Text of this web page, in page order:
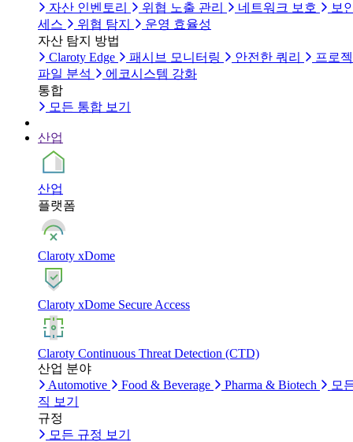
자산 인벤토리
위협 노출 관리 네트워크 보호
보
세스
위협 탐지
운영 효율성
자산 탐지 방법
Claroty Edge
패시브 모니터링 안전한 쿼리
프로
파일 분석
에코시스템 강화
통합
모든 통합 보기
산업
산업
플랫폼
Claroty xDome
Claroty xDome Secure Access
Claroty Continuous Threat Detection (CTD)
산업 분야
Automotive
Food & Beverage Pharma & Biotech
모
직 보기
규정
모든 규정 보기